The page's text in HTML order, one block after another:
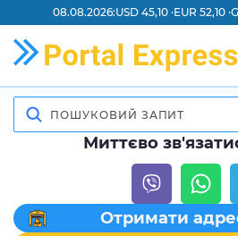
08.08.2026:USD 45,10 ·EUR 52,10 ·
Миттєво
Отримати